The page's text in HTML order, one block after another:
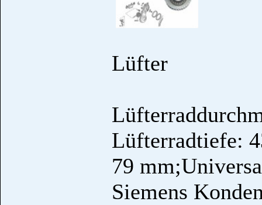
Lüfter
Lüfterradtiefe:
79
Siemens